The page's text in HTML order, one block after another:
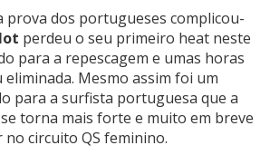
prova dos portugueses complicou-
perdeu o seu primeiro heat neste
para a repescagem e umas horas
eliminada. Mesmo assim foi um
para a surfista portuguesa que a
torna mais forte e muito em breve
circuito QS feminino.